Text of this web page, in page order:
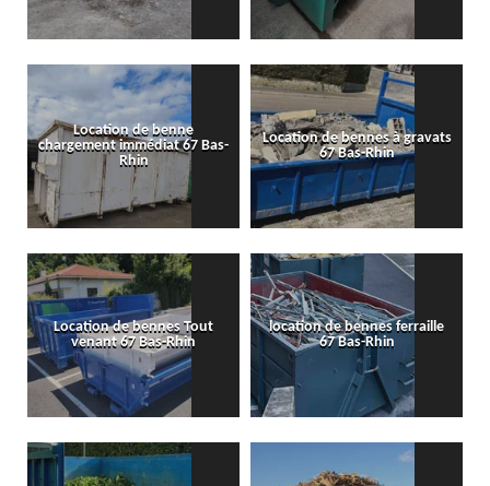
Location de benne
chargement immédiat 67 Bas-
Rhin
Location de bennes à gravats
67 Bas-Rhin
Location de bennes Tout
venant 67 Bas-Rhin
location de bennes ferraille
67 Bas-Rhin